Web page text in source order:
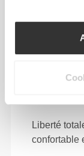
Liberté
confortable